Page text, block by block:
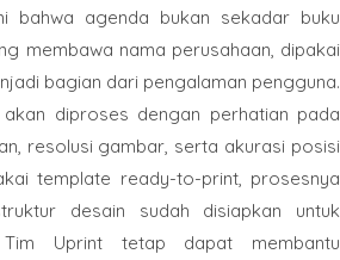
bahwa agenda bukan sekadar buku
membawa nama perusahaan, dipakai
bagian dari pengalaman pengguna.
diproses dengan perhatian pada
resolusi gambar, serta akurasi posisi
template ready-to-print, prosesnya
desain sudah disiapkan untuk
Tim Uprint tetap dapat membantu